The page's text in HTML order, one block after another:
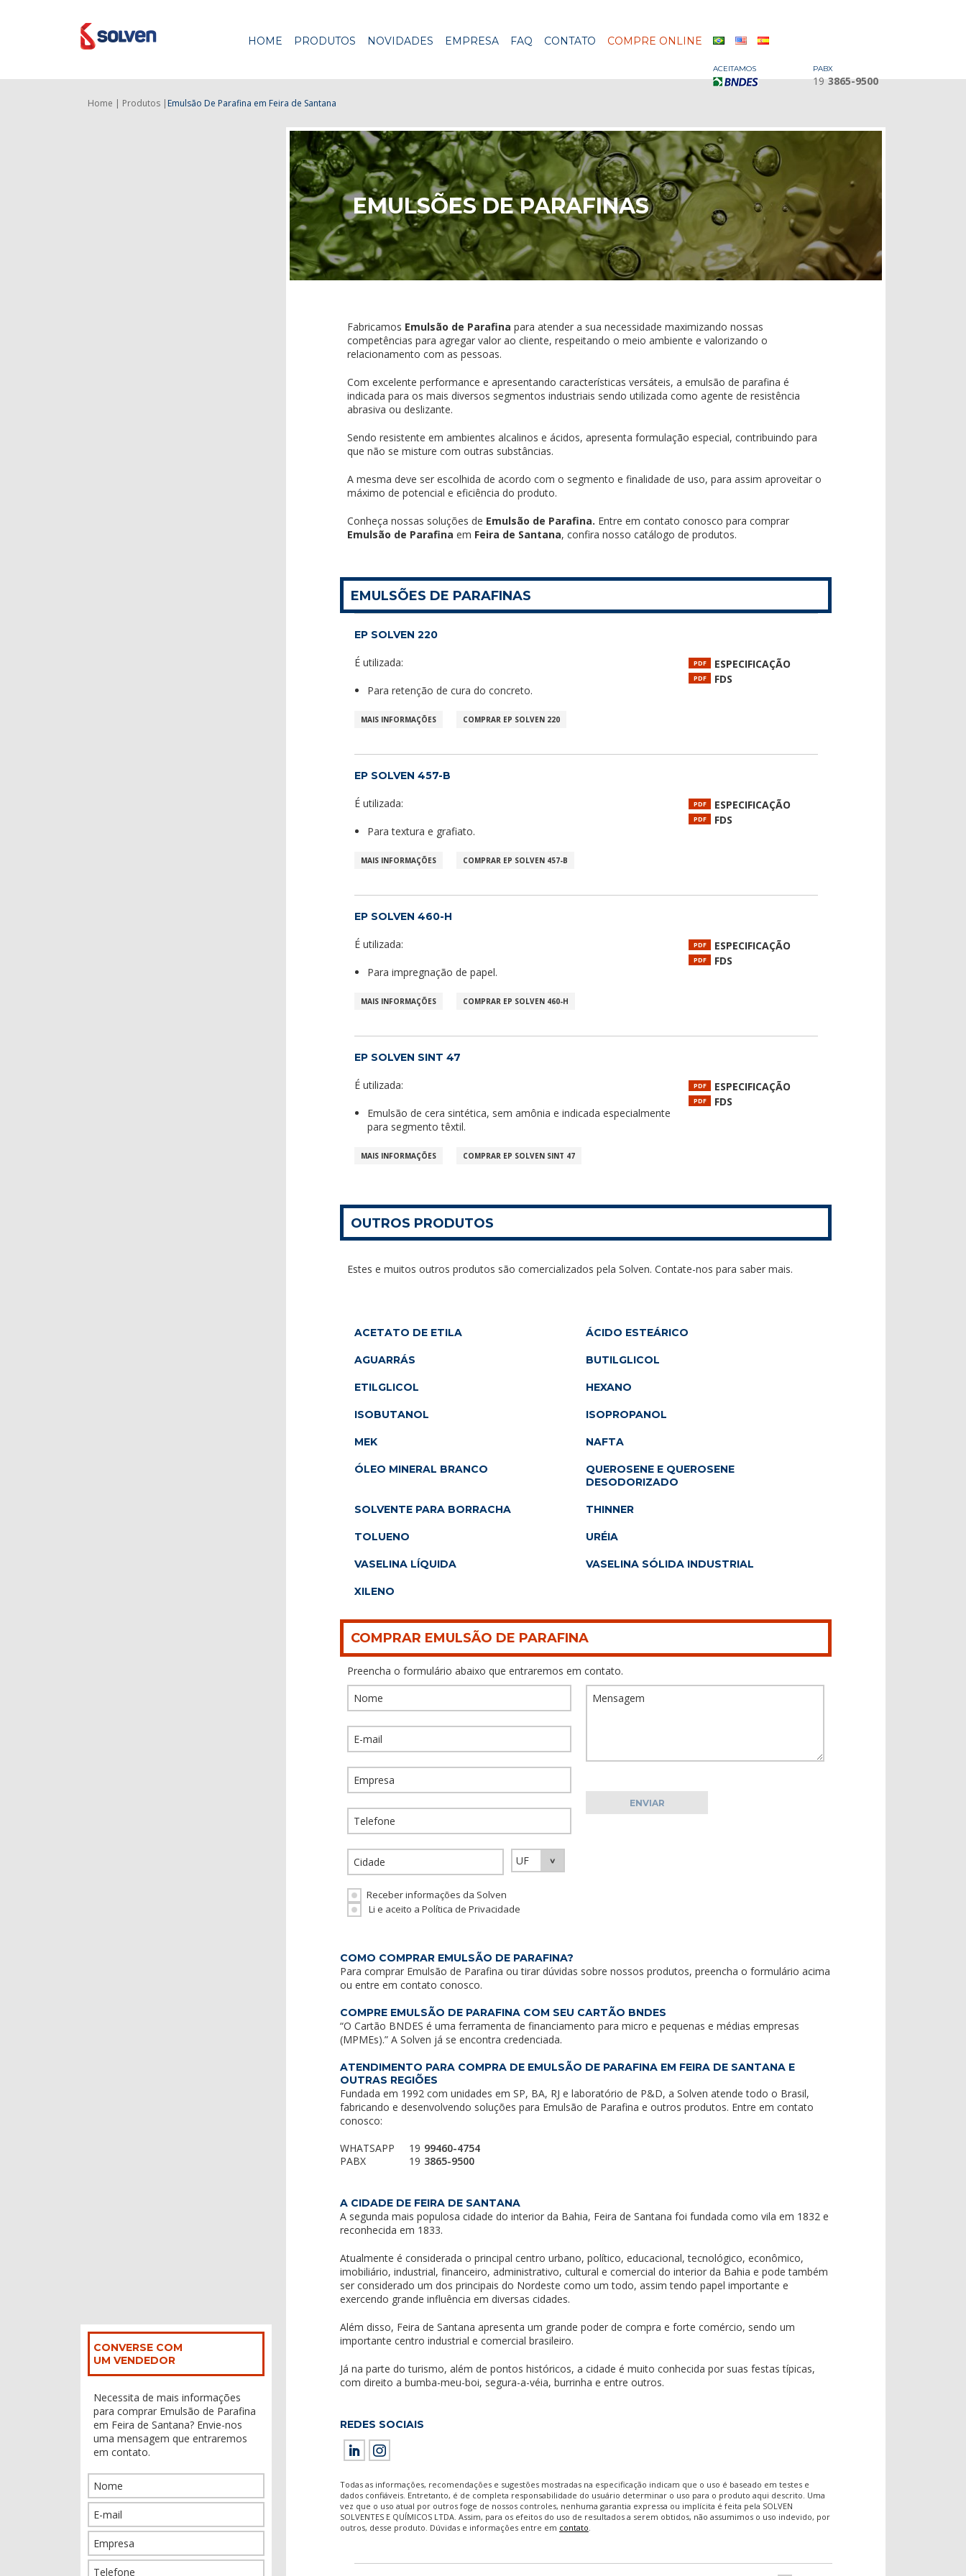
HOME PRODUTOS NOVIDADES EMPRESA FAQ CONTATO COMPRE ONLINE
ACEITAMOS PABX
19 3865-9500
Home | Produtos | Emulsão De Parafina em Feira de Santana
CONVERSE COM
UM VENDEDOR
Necessita de mais informações
para comprar Emulsão de Parafina
em Feira de Santana? Envie-nos
uma mensagem que entraremos
em contato.
EMULSÕES DE PARAFINAS
Fabricamos Emulsão de Parafina para atender a sua necessidade maximizando nossas
competências para agregar valor ao cliente, respeitando o meio ambiente e valorizando o
relacionamento com as pessoas.
Com excelente performance e apresentando características versáteis, a emulsão de parafina é
indicada para os mais diversos segmentos industriais sendo utilizada como agente de resistência
abrasiva ou deslizante.
Sendo resistente em ambientes alcalinos e ácidos, apresenta formulação especial, contribuindo para
que não se misture com outras substâncias.
A mesma deve ser escolhida de acordo com o segmento e finalidade de uso, para assim aproveitar o
máximo de potencial e eficiência do produto.
Conheça nossas soluções de Emulsão de Parafina. Entre em contato conosco para comprar
Emulsão de Parafina em Feira de Santana, confira nosso catálogo de produtos.
EMULSÕES DE PARAFINAS
EP SOLVEN 220
É utilizada:
Para retenção de cura do concreto.
MAIS INFORMAÇÕES COMPRAR EP SOLVEN 220
PDF ESPECIFICAÇÃO
PDF FDS
EP SOLVEN 457-B
É utilizada:
Para textura e grafiato.
MAIS INFORMAÇÕES COMPRAR EP SOLVEN 457-B
PDF ESPECIFICAÇÃO
PDF FDS
EP SOLVEN 460-H
É utilizada:
Para impregnação de papel.
MAIS INFORMAÇÕES COMPRAR EP SOLVEN 460-H
PDF ESPECIFICAÇÃO
PDF FDS
EP SOLVEN SINT 47
É utilizada:
Emulsão de cera sintética, sem amônia e indicada especialmente
para segmento têxtil.
MAIS INFORMAÇÕES COMPRAR EP SOLVEN SINT 47
PDF ESPECIFICAÇÃO
PDF FDS
OUTROS PRODUTOS
Estes e muitos outros produtos são comercializados pela Solven. Contate-nos para saber mais.
ACETATO DE ETILA ÁCIDO ESTEÁRICO
AGUARRÁS BUTILGLICOL
ETILGLICOL HEXANO
ISOBUTANOL ISOPROPANOL
MEK NAFTA
ÓLEO MINERAL BRANCO
QUEROSENE E QUEROSENE
DESODORIZADO
SOLVENTE PARA BORRACHA THINNER
TOLUENO URÉIA
VASELINA LÍQUIDA VASELINA SÓLIDA INDUSTRIAL
XILENO
COMPRAR EMULSÃO DE PARAFINA
Preencha o formulário abaixo que entraremos em contato.
Receber informações da Solven
Li e aceito a Política de Privacidade
COMO COMPRAR EMULSÃO DE PARAFINA?
Para comprar Emulsão de Parafina ou tirar dúvidas sobre nossos produtos, preencha o formulário acima
ou entre em contato conosco.
COMPRE EMULSÃO DE PARAFINA COM SEU CARTÃO BNDES
“O Cartão BNDES é uma ferramenta de financiamento para micro e pequenas e médias empresas
(MPMEs).” A Solven já se encontra credenciada.
ATENDIMENTO PARA COMPRA DE EMULSÃO DE PARAFINA EM FEIRA DE SANTANA E
OUTRAS REGIÕES
Fundada em 1992 com unidades em SP, BA, RJ e laboratório de P&D, a Solven atende todo o Brasil,
fabricando e desenvolvendo soluções para Emulsão de Parafina e outros produtos. Entre em contato
conosco:
WHATSAPP
PABX
19 99460-4754
19 3865-9500
A CIDADE DE FEIRA DE SANTANA
A segunda mais populosa cidade do interior da Bahia, Feira de Santana foi fundada como vila em 1832 e
reconhecida em 1833.
Atualmente é considerada o principal centro urbano, político, educacional, tecnológico, econômico,
imobiliário, industrial, financeiro, administrativo, cultural e comercial do interior da Bahia e pode também
ser considerado um dos principais do Nordeste como um todo, assim tendo papel importante e
exercendo grande influência em diversas cidades.
Além disso, Feira de Santana apresenta um grande poder de compra e forte comércio, sendo um
importante centro industrial e comercial brasileiro.
Já na parte do turismo, além de pontos históricos, a cidade é muito conhecida por suas festas típicas,
com direito a bumba-meu-boi, segura-a-véia, burrinha e entre outros.
REDES SOCIAIS
Todas as informações, recomendações e sugestões mostradas na especificação indicam que o uso é baseado em testes e
dados confiáveis. Entretanto, é de completa responsabilidade do usuário determinar o uso para o produto aqui descrito. Uma
vez que o uso atual por outros foge de nossos controles, nenhuma garantia expressa ou implícita é feita pela SOLVEN
SOLVENTES E QUÍMICOS LTDA. Assim, para os efeitos do uso de resultados a serem obtidos, não assumimos o uso indevido, por
outros, desse produto. Dúvidas e informações entre em contato.